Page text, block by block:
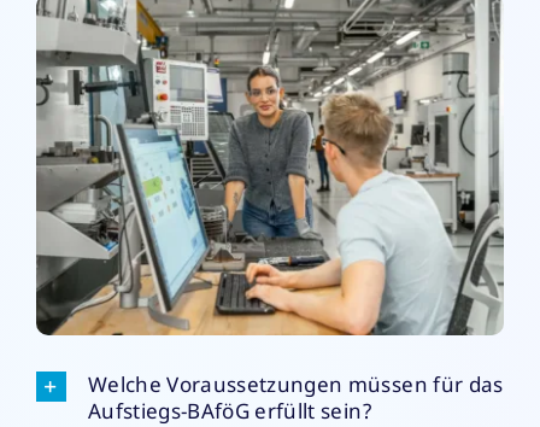
Welche Voraussetzungen müssen für das
Aufstiegs-BAföG erfüllt sein?